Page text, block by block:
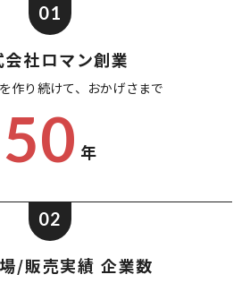
01
会社ロマン創業
作り続けて、 おかげさまで
50 年
02
/販売実績 企業数